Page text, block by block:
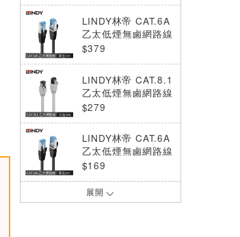
LINDY林帝 CAT.6A
乙太低煙無鹵網路線
S/FTP, 黑色, 5m
$379
LINDY林帝 CAT.8.1
乙太低煙無鹵網路線
S/FTP, 灰色, 3m
$279
LINDY林帝 CAT.6A
乙太低煙無鹵網路線
S/FTP, 黑色, 1m
$169
LINDY林帝 CAT.6A
展開